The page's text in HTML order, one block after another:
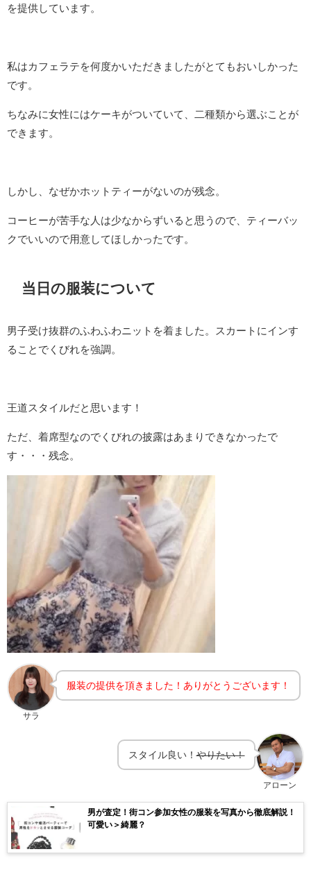
を提供しています。
私はカフェラテを何度かいただきましたがとてもおいしかった
です。
ちなみに女性にはケーキがついていて、二種類から選ぶことが
できます。
しかし、なぜかホットティーがないのが残念。
コーヒーが苦手な人は少なからずいると思うので、ティーバッ
クでいいので用意してほしかったです。
当日の服装について
男子受け抜群のふわふわニットを着ました。スカートにインす
ることでくびれを強調。
王道スタイルだと思います！
ただ、着席型なのでくびれの披露はあまりできなかったで
す・・・残念。
サラ
服装の提供を頂きました！ありがとうございます！
アローン
スタイル良い！やりたい！
男が査定！街コン参加女性の服装を写真から徹底解説！
可愛い＞綺麗？